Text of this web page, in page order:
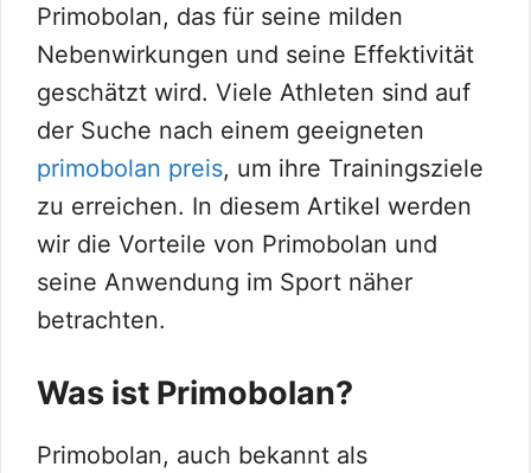
Primobolan, das für seine milden
Nebenwirkungen und seine Effektivität
geschätzt wird. Viele Athleten sind auf
der Suche nach einem geeigneten
primobolan preis, um ihre Trainingsziele
zu erreichen. In diesem Artikel werden
wir die Vorteile von Primobolan und
seine Anwendung im Sport näher
betrachten.
Was ist Primobolan?
Primobolan, auch bekannt als